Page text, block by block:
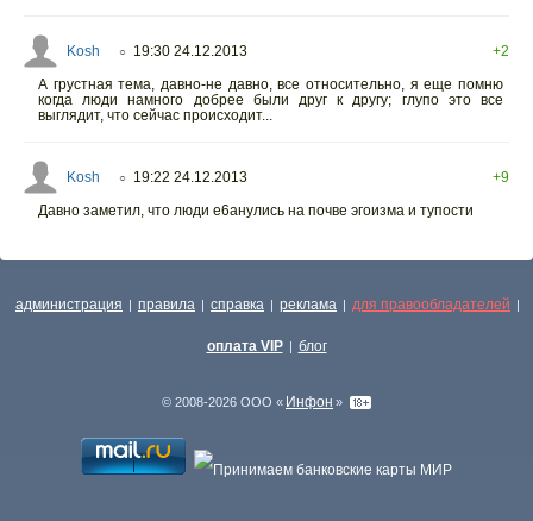
Kosh ○ 19:30 24.12.2013
+2
А грустная тема, давно-не давно, все относительно, я еще помню
когда люди намного добрее были друг к другу; глупо это все
выглядит, что сейчас происходит...
Kosh ○ 19:22 24.12.2013
+9
Давно заметил, что люди е6анулись на почве эгоизма и тупости
администрация | правила | справка | реклама | для правообладателей |
оплата VIP | блог
© 2008-2026 ООО « Инфон »